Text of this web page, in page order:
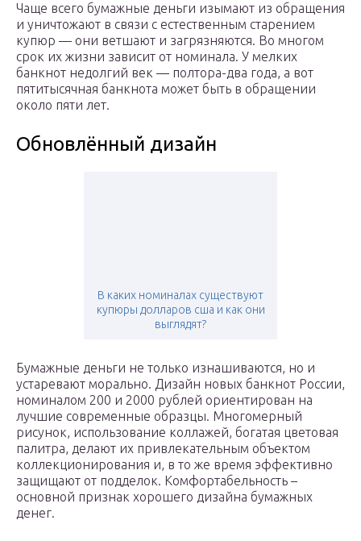
Чаще всего бумажные деньги изымают из обращения
и уничтожают в связи с естественным старением
купюр — они ветшают и загрязняются. Во многом
срок их жизни зависит от номинала. У мелких
банкнот недолгий век — полтора-два года, а вот
пятитысячная банкнота может быть в обращении
около пяти лет.
Обновлённый дизайн
В каких номиналах существуют
купюры долларов сша и как они
выглядят?
Бумажные деньги не только изнашиваются, но и
устаревают морально. Дизайн новых банкнот России,
номиналом 200 и 2000 рублей ориентирован на
лучшие современные образцы. Многомерный
рисунок, использование коллажей, богатая цветовая
палитра, делают их привлекательным объектом
коллекционирования и, в то же время эффективно
защищают от подделок. Комфортабельность –
основной признак хорошего дизайна бумажных
денег.